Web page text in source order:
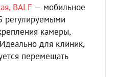
BALF — мобильное
регулируемыми
камеры,
для клиник,
перемещать